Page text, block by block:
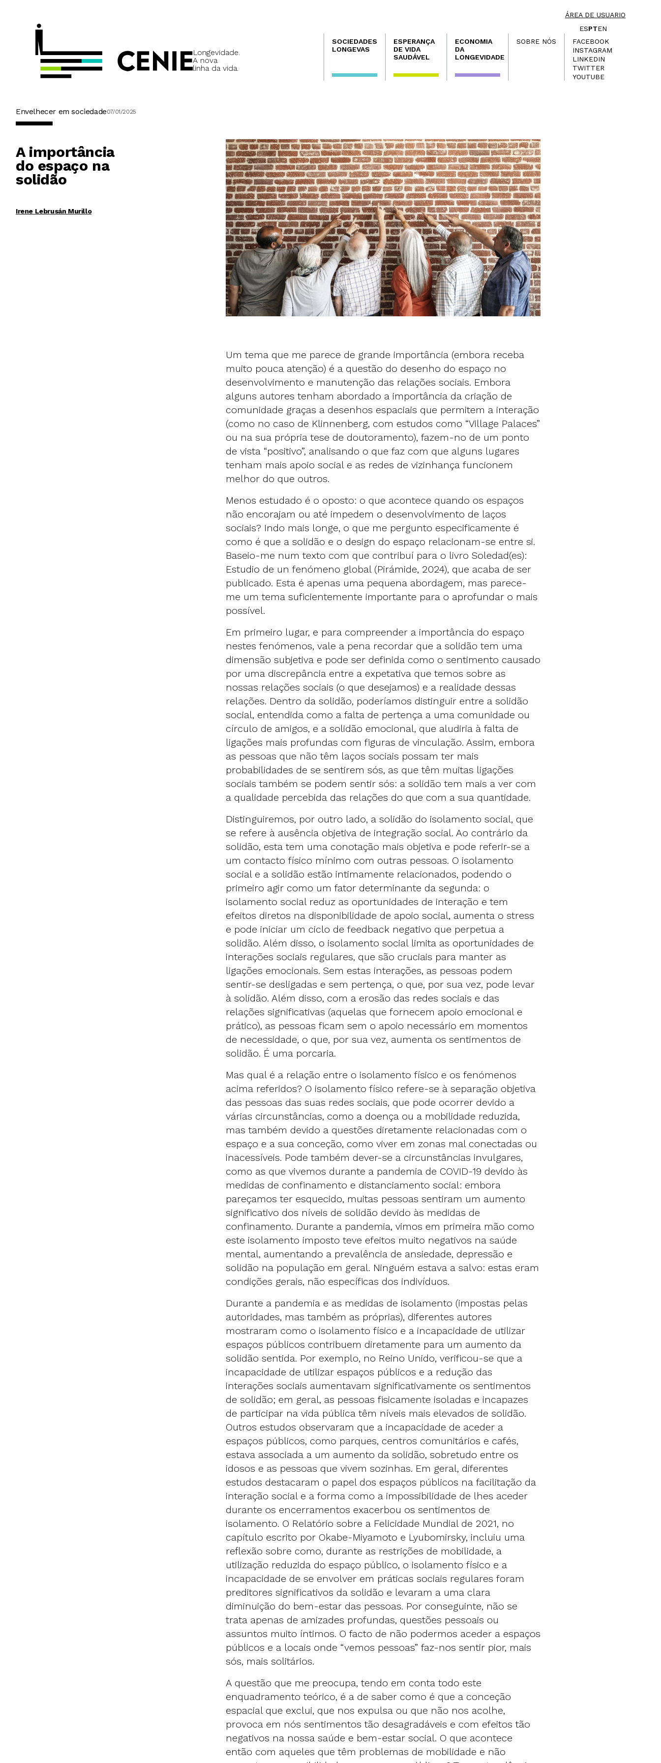
ÁREA DE USUARIO
Longevidade.
A nova
linha da vida.
ESPTEN
Navegación
principal
SOCIEDADES
LONGEVAS
ESPERANÇA
DE VIDA
SAUDÁVEL
ECONOMIA
DA
LONGEVIDADE
SOBRE NÓS
FACEBOOK
INSTAGRAM
LINKEDIN
TWITTER
YOUTUBE
Envelhecer em sociedade07/01/2025
A importância
do espaço na
solidão
Irene Lebrusán Murillo
Um tema que me parece de grande importância (embora receba
muito pouca atenção) é a questão do desenho do espaço no
desenvolvimento e manutenção das relações sociais. Embora
alguns autores tenham abordado a importância da criação de
comunidade graças a desenhos espaciais que permitem a interação
(como no caso de Klinnenberg, com estudos como “Village Palaces”
ou na sua própria tese de doutoramento), fazem-no de um ponto
de vista “positivo”, analisando o que faz com que alguns lugares
tenham mais apoio social e as redes de vizinhança funcionem
melhor do que outros.
Menos estudado é o oposto: o que acontece quando os espaços
não encorajam ou até impedem o desenvolvimento de laços
sociais? Indo mais longe, o que me pergunto especificamente é
como é que a solidão e o design do espaço relacionam-se entre si.
Baseio-me num texto com que contribuí para o livro Soledad(es):
Estudio de un fenómeno global (Pirámide, 2024), que acaba de ser
publicado. Esta é apenas uma pequena abordagem, mas parece-
me um tema suficientemente importante para o aprofundar o mais
possível.
Em primeiro lugar, e para compreender a importância do espaço
nestes fenómenos, vale a pena recordar que a solidão tem uma
dimensão subjetiva e pode ser definida como o sentimento causado
por uma discrepância entre a expetativa que temos sobre as
nossas relações sociais (o que desejamos) e a realidade dessas
relações. Dentro da solidão, poderíamos distinguir entre a solidão
social, entendida como a falta de pertença a uma comunidade ou
círculo de amigos, e a solidão emocional, que aludiria à falta de
ligações mais profundas com figuras de vinculação. Assim, embora
as pessoas que não têm laços sociais possam ter mais
probabilidades de se sentirem sós, as que têm muitas ligações
sociais também se podem sentir sós: a solidão tem mais a ver com
a qualidade percebida das relações do que com a sua quantidade.
Distinguiremos, por outro lado, a solidão do isolamento social, que
se refere à ausência objetiva de integração social. Ao contrário da
solidão, esta tem uma conotação mais objetiva e pode referir-se a
um contacto físico mínimo com outras pessoas. O isolamento
social e a solidão estão intimamente relacionados, podendo o
primeiro agir como um fator determinante da segunda: o
isolamento social reduz as oportunidades de interação e tem
efeitos diretos na disponibilidade de apoio social, aumenta o stress
e pode iniciar um ciclo de feedback negativo que perpetua a
solidão. Além disso, o isolamento social limita as oportunidades de
interações sociais regulares, que são cruciais para manter as
ligações emocionais. Sem estas interações, as pessoas podem
sentir-se desligadas e sem pertença, o que, por sua vez, pode levar
à solidão. Além disso, com a erosão das redes sociais e das
relações significativas (aquelas que fornecem apoio emocional e
prático), as pessoas ficam sem o apoio necessário em momentos
de necessidade, o que, por sua vez, aumenta os sentimentos de
solidão. É uma porcaria.
Mas qual é a relação entre o isolamento físico e os fenómenos
acima referidos? O isolamento físico refere-se à separação objetiva
das pessoas das suas redes sociais, que pode ocorrer devido a
várias circunstâncias, como a doença ou a mobilidade reduzida,
mas também devido a questões diretamente relacionadas com o
espaço e a sua conceção, como viver em zonas mal conectadas ou
inacessíveis. Pode também dever-se a circunstâncias invulgares,
como as que vivemos durante a pandemia de COVID-19 devido às
medidas de confinamento e distanciamento social: embora
pareçamos ter esquecido, muitas pessoas sentiram um aumento
significativo dos níveis de solidão devido às medidas de
confinamento. Durante a pandemia, vimos em primeira mão como
este isolamento imposto teve efeitos muito negativos na saúde
mental, aumentando a prevalência de ansiedade, depressão e
solidão na população em geral. Ninguém estava a salvo: estas eram
condições gerais, não específicas dos indivíduos.
Durante a pandemia e as medidas de isolamento (impostas pelas
autoridades, mas também as próprias), diferentes autores
mostraram como o isolamento físico e a incapacidade de utilizar
espaços públicos contribuem diretamente para um aumento da
solidão sentida. Por exemplo, no Reino Unido, verificou-se que a
incapacidade de utilizar espaços públicos e a redução das
interações sociais aumentavam significativamente os sentimentos
de solidão; em geral, as pessoas fisicamente isoladas e incapazes
de participar na vida pública têm níveis mais elevados de solidão.
Outros estudos observaram que a incapacidade de aceder a
espaços públicos, como parques, centros comunitários e cafés,
estava associada a um aumento da solidão, sobretudo entre os
idosos e as pessoas que vivem sozinhas. Em geral, diferentes
estudos destacaram o papel dos espaços públicos na facilitação da
interação social e a forma como a impossibilidade de lhes aceder
durante os encerramentos exacerbou os sentimentos de
isolamento. O Relatório sobre a Felicidade Mundial de 2021, no
capítulo escrito por Okabe-Miyamoto e Lyubomirsky, incluiu uma
reflexão sobre como, durante as restrições de mobilidade, a
utilização reduzida do espaço público, o isolamento físico e a
incapacidade de se envolver em práticas sociais regulares foram
preditores significativos da solidão e levaram a uma clara
diminuição do bem-estar das pessoas. Por conseguinte, não se
trata apenas de amizades profundas, questões pessoais ou
assuntos muito íntimos. O facto de não podermos aceder a espaços
públicos e a locais onde “vemos pessoas” faz-nos sentir pior, mais
sós, mais solitários.
A questão que me preocupa, tendo em conta todo este
enquadramento teórico, é a de saber como é que a conceção
espacial que exclui, que nos expulsa ou que não nos acolhe,
provoca em nós sentimentos tão desagradáveis e com efeitos tão
negativos na nossa saúde e bem-estar social. O que acontece
então com aqueles que têm problemas de mobilidade e não